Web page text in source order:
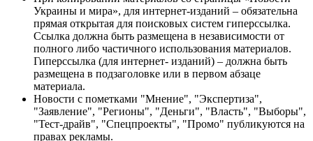
Украины и мира», для интернет-изданий – обязательна
прямая открытая для поисковых систем гиперссылка.
Ссылка должна быть размещена в независимости от
полного либо частичного использования материалов.
Гиперссылка (для интернет- изданий) – должна быть
размещена в подзаголовке или в первом абзаце
материала.
Новости с пометками "Мнение", "Экспертиза",
"Заявление", "Регионы", "Деньги", "Власть", "Выборы",
"Тест-драйв", "Спецпроекты", "Промо" публикуются на
правах рекламы.